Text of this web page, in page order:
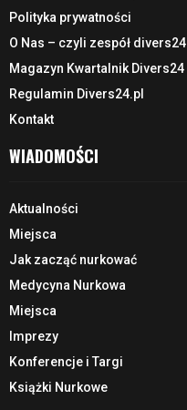
Polityka prywatności
O Nas – czyli zespół divers24
Magazyn Kwartalnik Divers24
Regulamin Divers24.pl
Kontakt
WIADOMOŚCI
Aktualności
Miejsca
Jak zacząć nurkować
Medycyna Nurkowa
Miejsca
Imprezy
Konferencje i Targi
Książki Nurkowe